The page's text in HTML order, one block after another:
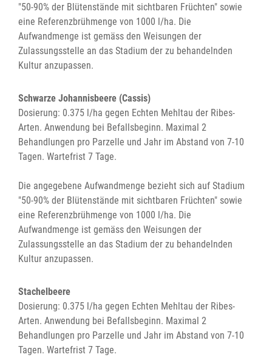
"50-90% der Blütenstände mit sichtbaren Früchten" sowie
eine Referenzbrühmenge von 1000 l/ha. Die
Aufwandmenge ist gemäss den Weisungen der
Zulassungsstelle an das Stadium der zu behandelnden
Kultur anzupassen.
Schwarze Johannisbeere (Cassis)
Dosierung: 0.375 l/ha gegen Echten Mehltau der Ribes-
Arten. Anwendung bei Befallsbeginn. Maximal 2
Behandlungen pro Parzelle und Jahr im Abstand von 7-10
Tagen. Wartefrist 7 Tage.
Die angegebene Aufwandmenge bezieht sich auf Stadium
"50-90% der Blütenstände mit sichtbaren Früchten" sowie
eine Referenzbrühmenge von 1000 l/ha. Die
Aufwandmenge ist gemäss den Weisungen der
Zulassungsstelle an das Stadium der zu behandelnden
Kultur anzupassen.
Stachelbeere
Dosierung: 0.375 l/ha gegen Echten Mehltau der Ribes-
Arten. Anwendung bei Befallsbeginn. Maximal 2
Behandlungen pro Parzelle und Jahr im Abstand von 7-10
Tagen. Wartefrist 7 Tage.